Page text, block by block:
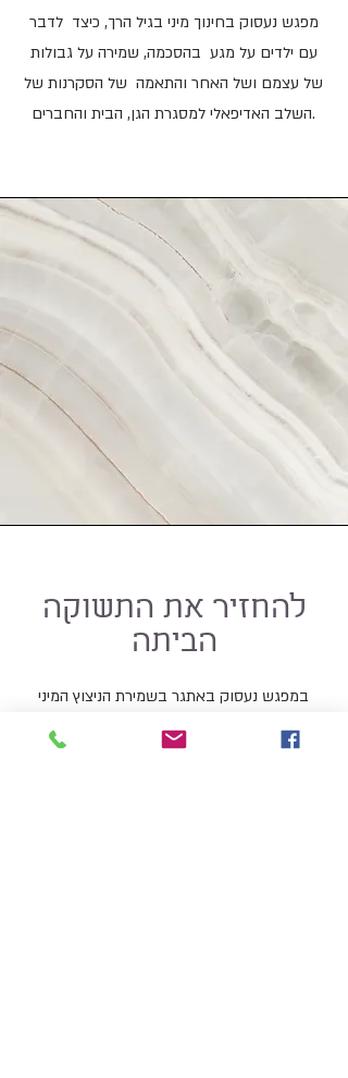
מפגש נעסוק בחינוך מיני בגיל הרך, כיצד לדבר
עם ילדים על מגע בהסכמה, שמירה על גבולות
של עצמם ושל האחר והתאמה של הסקרנות של
השלב האדיפאלי למסגרת הגן, הבית והחברים.
להחזיר את התשוקה
הביתה
במפגש נעסוק באתגר בשמירת הניצוץ המיני
בקרב זוגות מונוגומיים שנמצאים בקשר